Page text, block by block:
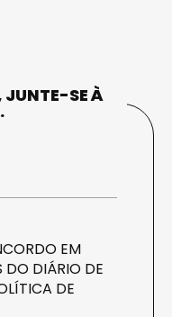
JUNTE-SE À
EM
DO DIÁRIO DE
DE